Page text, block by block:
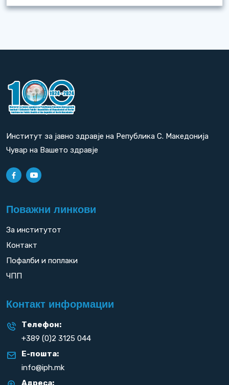
Институт за јавно здравје на Република С. Македонија
Чувар на Вашето здравје
Поважни линкови
За институтот
Контакт
Пофалби и поплаки
ЧПП
Контакт информации
Телефон:
+389 (0)2 3125 044
Е-пошта:
info@iph.mk
Адреса: